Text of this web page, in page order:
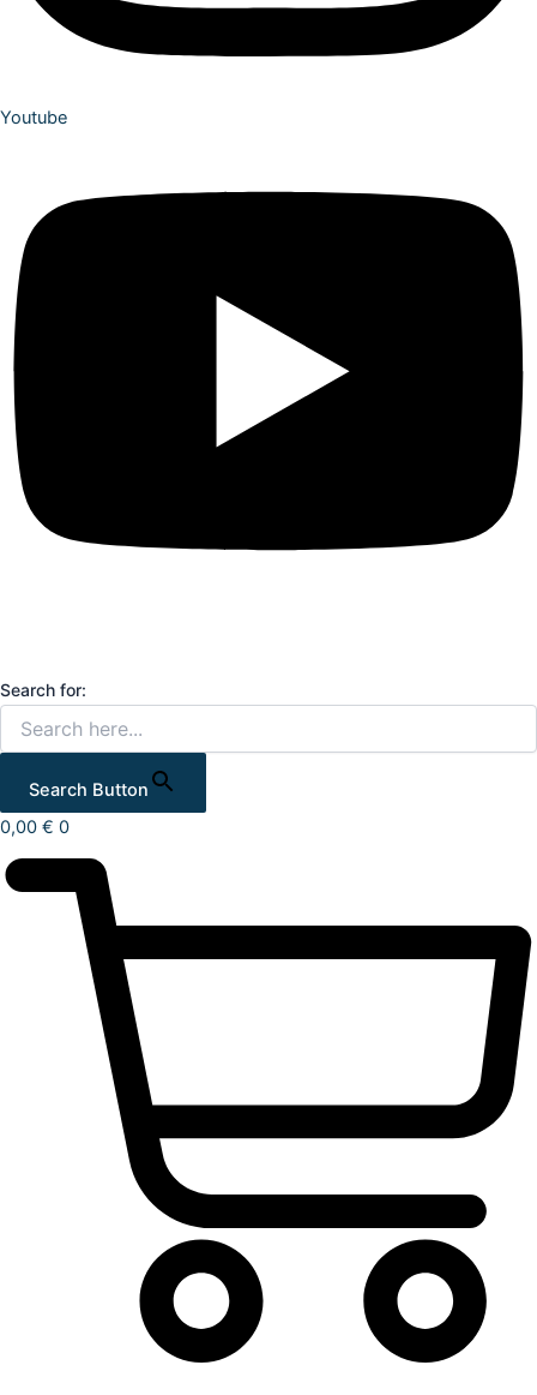
Youtube
Search for:
Search Button
0,00 € 0